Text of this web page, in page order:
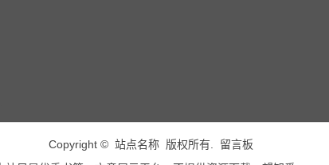
Copyright © 站点名称 版权所有. 留言板